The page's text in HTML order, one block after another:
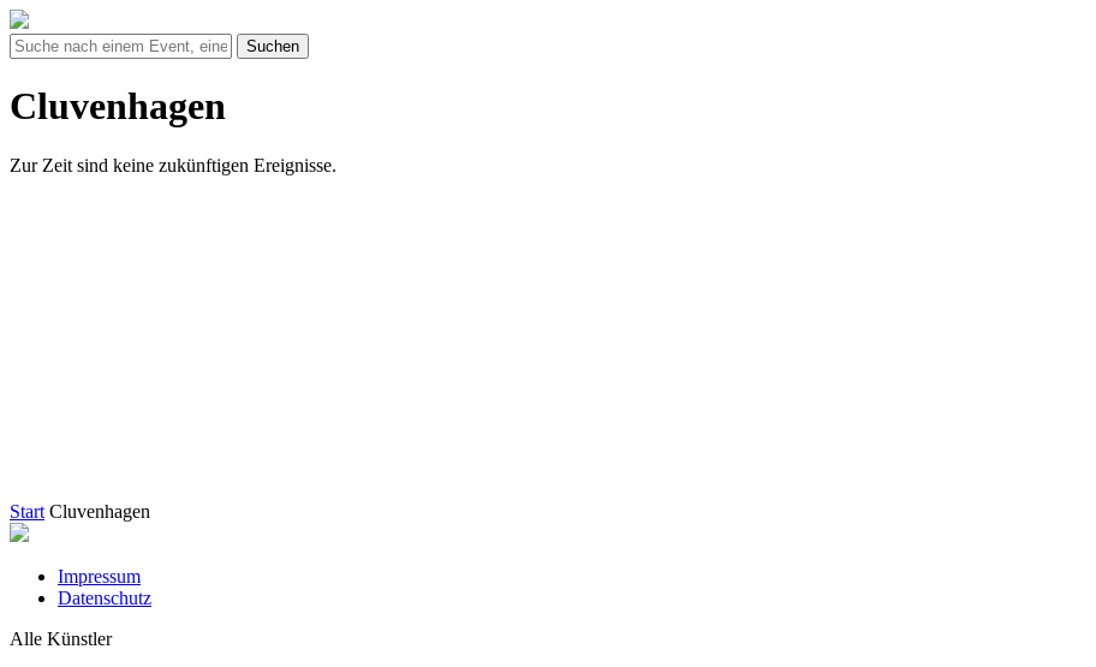
Suchen
Cluvenhagen
Zur Zeit sind keine zukünftigen Ereignisse.
Start Cluvenhagen
Impressum
Datenschutz
Alle Künstler